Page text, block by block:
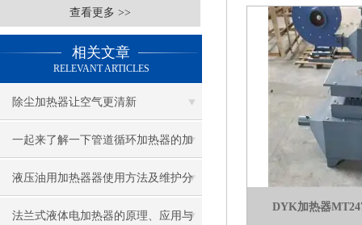
查看更多 >>
相关文章
RELEVANT ARTICLES
除尘加热器让空气更清新
一起来了解一下管道循环加热器的加
热板如何制作
液压油用加热器器使用方法及维护分
享给大家
法兰式液体电加热器的原理、应用与
DYK加热器